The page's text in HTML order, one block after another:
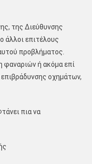
της Διεύθυνσης
άλλοι επιτέλους
προβλήματος.
φαναριών ή ακόμα επί
οχημάτων,
πια να